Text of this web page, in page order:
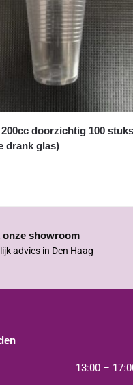
doorzichtig 100 stuks
drank glas)
onze showroom
advies in Den Haag
13:00 –